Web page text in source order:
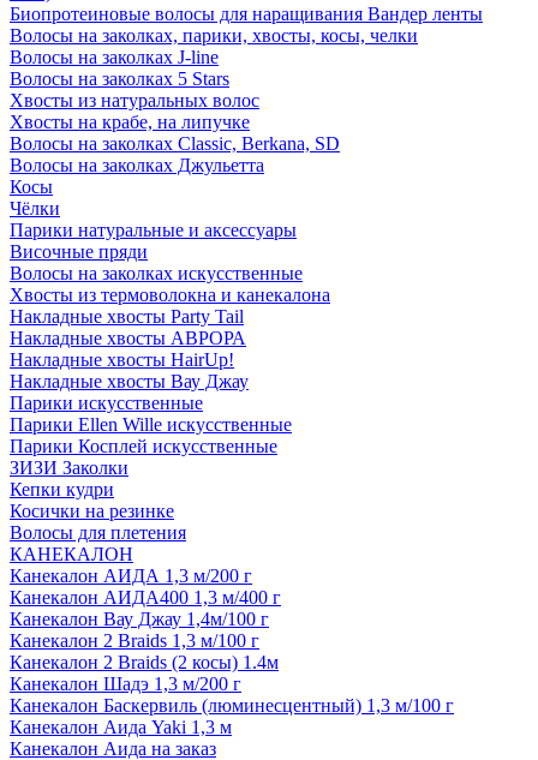
Биопротеиновые волосы для наращивания Вандер ленты
Волосы на заколках, парики, хвосты, косы, челки
Волосы на заколках J-line
Волосы на заколках 5 Stars
Хвосты из натуральных волос
Хвосты на крабе, на липучке
Волосы на заколках Classic, Berkana, SD
Волосы на заколках Джульетта
Косы
Чёлки
Парики натуральные и аксессуары
Височные пряди
Волосы на заколках искусственные
Хвосты из термоволокна и канекалона
Накладные хвосты Party Tail
Накладные хвосты АВРОРА
Накладные хвосты HairUp!
Накладные хвосты Вау Джау
Парики искусственные
Парики Ellen Wille искусственные
Парики Косплей искусственные
ЗИЗИ Заколки
Кепки кудри
Косички на резинке
Волосы для плетения
КАНЕКАЛОН
Канекалон АИДА 1,3 м/200 г
Канекалон АИДА400 1,3 м/400 г
Канекалон Вау Джау 1,4м/100 г
Канекалон 2 Braids 1,3 м/100 г
Канекалон 2 Braids (2 косы) 1.4м
Канекалон Шадэ 1,3 м/200 г
Канекалон Баскервиль (люминесцентный) 1,3 м/100 г
Канекалон Аида Yaki 1,3 м
Канекалон Аида на заказ